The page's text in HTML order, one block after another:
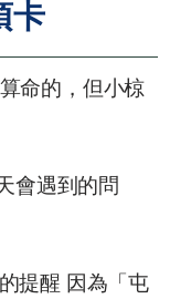
卡
命的，但小椋
會遇到的問
提醒 因為「屯